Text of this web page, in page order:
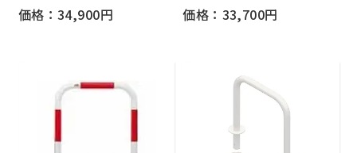
価格：34,900円 価格：33,700円